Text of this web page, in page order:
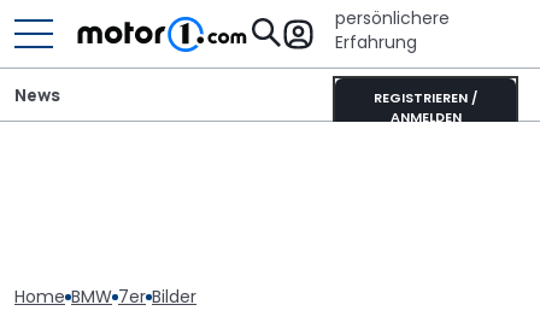
persönlichere
Erfahrung
REGISTRIEREN /
ANMELDEN
News
Home BMW 7er Bilder